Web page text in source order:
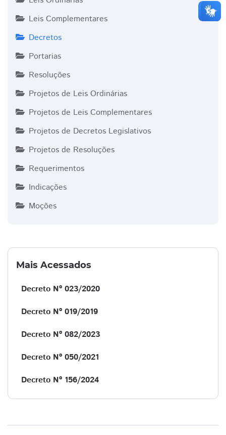
Leis Complementares
Decretos
Portarias
Resoluções
Projetos de Leis Ordinárias
Projetos de Leis Complementares
Projetos de Decretos Legislativos
Projetos de Resoluções
Requerimentos
Indicações
Moções
Mais Acessados
Decreto Nº 023/2020
Decreto Nº 019/2019
Decreto Nº 082/2023
Decreto Nº 050/2021
Decreto Nº 156/2024